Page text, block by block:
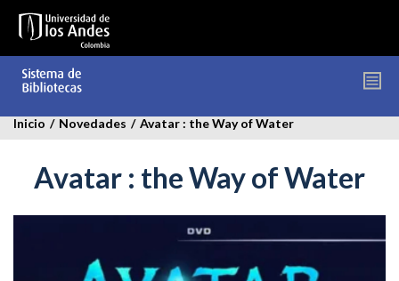
contenido
Inicio / Novedades / Avatar : the Way of Water
Avatar : the Way of Water